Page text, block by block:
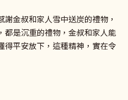
金叔和家人雪中送炭的禮物，
都是沉重的禮物，金叔和家人能
得平安放下，這種精神，實在令